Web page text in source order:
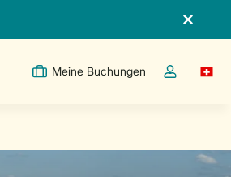
Meine Buchungen
Dropdown-